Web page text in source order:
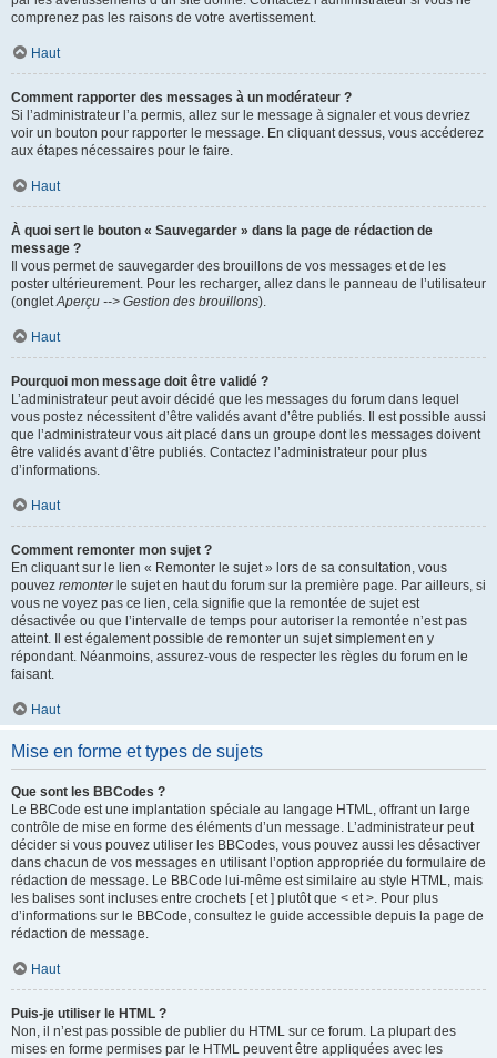
comprenez pas les raisons de votre avertissement.
Haut
Comment rapporter des messages à un modérateur ?
Si l’administrateur l’a permis, allez sur le message à signaler et vous devriez
voir un bouton pour rapporter le message. En cliquant dessus, vous accéderez
aux étapes nécessaires pour le faire.
Haut
À quoi sert le bouton « Sauvegarder » dans la page de rédaction de
message ?
Il vous permet de sauvegarder des brouillons de vos messages et de les
poster ultérieurement. Pour les recharger, allez dans le panneau de l’utilisateur
(ongletAperçu --> Gestion des brouillons).
Haut
Pourquoi mon message doit être validé ?
L’administrateur peut avoir décidé que les messages du forum dans lequel
vous postez nécessitent d’être validés avant d’être publiés. Il est possible aussi
que l’administrateur vous ait placé dans un groupe dont les messages doivent
être validés avant d’être publiés. Contactez l’administrateur pour plus
d’informations.
Haut
Comment remonter mon sujet ?
En cliquant sur le lien « Remonter le sujet » lors de sa consultation, vous
pouvez remonterle sujet en haut du forum sur la première page. Par ailleurs, si
vous ne voyez pas ce lien, cela signifie que la remontée de sujet est
désactivée ou que l’intervalle de temps pour autoriser la remontée n’est pas
atteint. Il est également possible de remonter un sujet simplement en y
répondant. Néanmoins, assurez-vous de respecter les règles du forum en le
faisant.
Haut
Mise en forme et types de sujets
Que sont les BBCodes ?
Le BBCode est une implantation spéciale au langage HTML, offrant un large
contrôle de mise en forme des éléments d’un message. L’administrateur peut
décider si vous pouvez utiliser les BBCodes, vous pouvez aussi les désactiver
dans chacun de vos messages en utilisant l’option appropriée du formulaire de
rédaction de message. Le BBCode lui-même est similaire au style HTML, mais
les balises sont incluses entre crochets [ et ] plutôt que < et >. Pour plus
d’informations sur le BBCode, consultez le guide accessible depuis la page de
rédaction de message.
Haut
Puis-je utiliser le HTML ?
Non, il n’est pas possible de publier du HTML sur ce forum. La plupart des
mises en forme permises par le HTML peuvent être appliquées avec les